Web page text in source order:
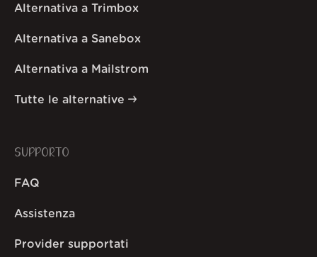
Alternativa a Trimbox
Alternativa a Sanebox
Alternativa a Mailstrom
Tutte le alternative
SUPPORTO
FAQ
Assistenza
Provider supportati